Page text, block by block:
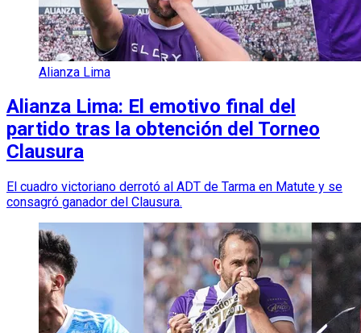
Alianza Lima
Alianza Lima: El emotivo final del
partido tras la obtención del Torneo
Clausura
El cuadro victoriano derrotó al ADT de Tarma en Matute y se
consagró ganador del Clausura.